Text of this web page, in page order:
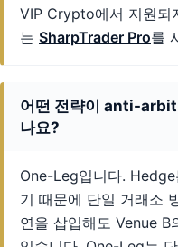
VIP Crypto에서 지원
는 SharpTrader Pro를
어떤 전략이 anti-
나요?
One-Leg입니다.
기 때문에 단일 거래소
연을 삽입해도 Venue B